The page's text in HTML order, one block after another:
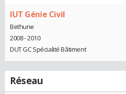
IUT Génie Civil
Bethune
2008 - 2010
DUT GC Spécialité Bâtiment
Réseau